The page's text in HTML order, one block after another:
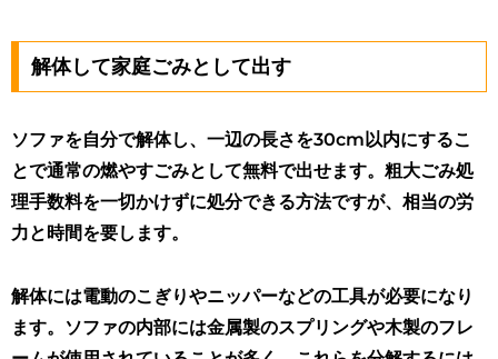
解体して家庭ごみとして出す
ソファを自分で解体し、一辺の長さを30cm以内にするこ
とで通常の燃やすごみとして無料で出せます。粗大ごみ処
理手数料を一切かけずに処分できる方法ですが、相当の労
力と時間を要します。
解体には電動のこぎりやニッパーなどの工具が必要になり
ます。ソファの内部には金属製のスプリングや木製のフレ